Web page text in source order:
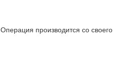
Операция производится со своего